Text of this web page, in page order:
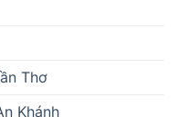
Thơ
Khánh